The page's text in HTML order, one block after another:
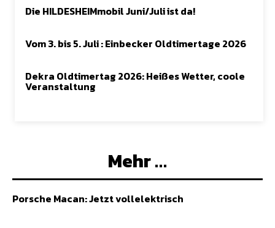
Die HILDESHEIMmobil Juni/Juli ist da!
Vom 3. bis 5. Juli : Einbecker Oldtimertage 2026
Dekra Oldtimertag 2026: Heißes Wetter, coole
Veranstaltung
Mehr …
Porsche Macan: Jetzt vollelektrisch